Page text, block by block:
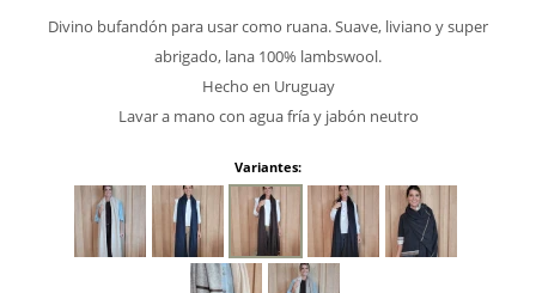
Divino bufandón para usar como ruana. Suave, liviano y super
abrigado, lana 100% lambswool.
Hecho en Uruguay
Lavar a mano con agua fría y jabón neutro
Variantes: